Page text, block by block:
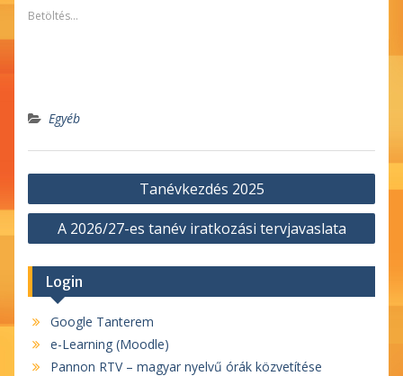
ablakban
nyílik
Betöltés...
Egyéb
Bejegyzés
navigáció
Tanévkezdés 2025
A 2026/27-es tanév iratkozási tervjavaslata
Login
Google Tanterem
e-Learning (Moodle)
Pannon RTV – magyar nyelvű órák közvetítése